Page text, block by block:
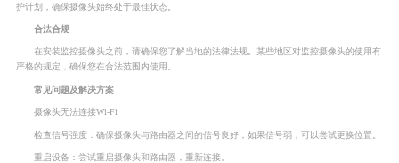
护计划，确保摄像头始终处于最佳状态。
合法合规
在安装监控摄像头之前，请确保您了解当地的法律法规。某些地区对监控摄像头的使用有
严格的规定，确保您在合法范围内使用。
常见问题及解决方案
摄像头无法连接Wi-Fi
检查信号强度：确保摄像头与路由器之间的信号良好，如果信号弱，可以尝试更换位置。
重启设备：尝试重启摄像头和路由器，重新连接。